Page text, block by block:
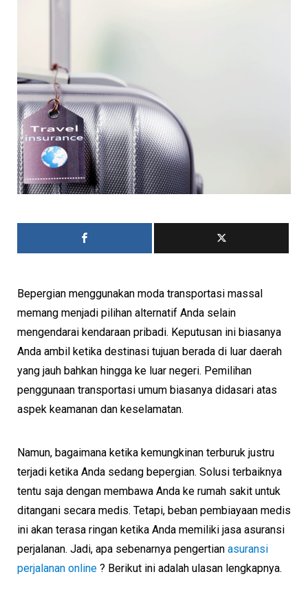
Bepergian menggunakan moda transportasi massal
memang menjadi pilihan alternatif Anda selain
mengendarai kendaraan pribadi. Keputusan ini biasanya
Anda ambil ketika destinasi tujuan berada di luar daerah
yang jauh bahkan hingga ke luar negeri. Pemilihan
penggunaan transportasi umum biasanya didasari atas
aspek keamanan dan keselamatan.
Namun, bagaimana ketika kemungkinan terburuk justru
terjadi ketika Anda sedang bepergian. Solusi terbaiknya
tentu saja dengan membawa Anda ke rumah sakit untuk
ditangani secara medis. Tetapi, beban pembiayaan medis
ini akan terasa ringan ketika Anda memiliki jasa asuransi
perjalanan. Jadi, apa sebenarnya pengertian asuransi
perjalanan online ? Berikut ini adalah ulasan lengkapnya.